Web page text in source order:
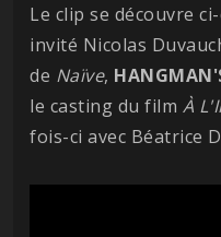
Le clip se découvre
invité Nicolas
de Naïve,
le casting du film À
fois-ci avec Béatrice